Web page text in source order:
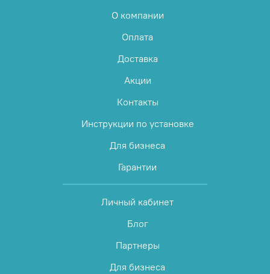
О компании
Оплата
Доставка
Акции
Контакты
Инструкции по установке
Для бизнеса
Гарантии
Личный кабинет
Блог
Партнеры
Для бизнеса